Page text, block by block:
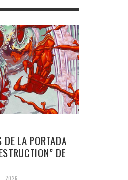
LA PORTADA
DE
2026